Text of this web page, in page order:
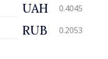
UAH 0.4045
RUB 0.2053